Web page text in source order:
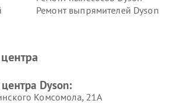
Ремонт выпрямителей Dyson
Dyson:
Комсомола, 21А